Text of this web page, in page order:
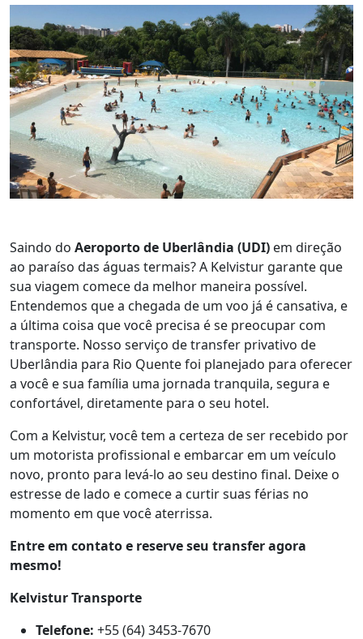
Saindo do Aeroporto de Uberlândia (UDI) em direção
ao paraíso das águas termais? A Kelvistur garante que
sua viagem comece da melhor maneira possível.
Entendemos que a chegada de um voo já é cansativa, e
a última coisa que você precisa é se preocupar com
transporte. Nosso serviço de transfer privativo de
Uberlândia para Rio Quente foi planejado para oferecer
a você e sua família uma jornada tranquila, segura e
confortável, diretamente para o seu hotel.
Com a Kelvistur, você tem a certeza de ser recebido por
um motorista profissional e embarcar em um veículo
novo, pronto para levá-lo ao seu destino final. Deixe o
estresse de lado e comece a curtir suas férias no
momento em que você aterrissa.
Entre em contato e reserve seu transfer agora
mesmo!
Kelvistur Transporte
Telefone: +55 (64) 3453-7670